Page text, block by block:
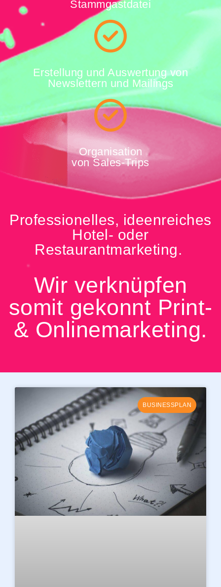
Stammgastdatei
Erstellung und Auswertung von
Newslettern und Mailings
Organisation
von Sales-Trips
Professionelles, ideenreiches
Hotel- oder
Restaurantmarketing.
Wir verknüpfen
somit gekonnt Print-
& Onlinemarketing.
BUSINESSPLAN